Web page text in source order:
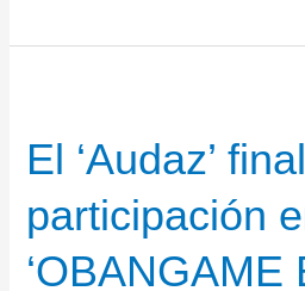
los
la
80
El ‘Audaz’
participación
‘OBANGAME